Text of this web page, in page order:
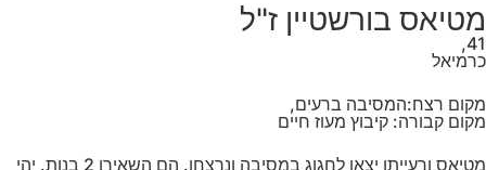
מטיאס בורשטיין ז"ל
41,
כרמיאל
מקום רצח:המסיבה ברעים,
מקום קבורה: קיבוץ מעוז חיים
מטיאס ורעייתו יצאו לחגוג במסיבה ונרצחו. הם השאירו 2 בנות. יהי